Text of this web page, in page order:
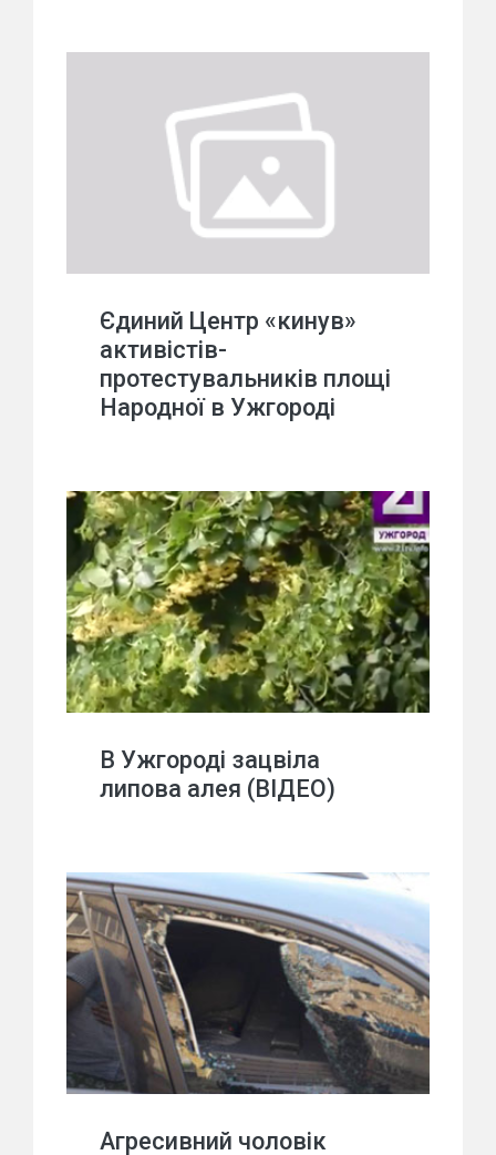
Єдиний Центр «кинув»
активістів-
протестувальників площі
Народної в Ужгороді
В Ужгороді зацвіла
липова алея (ВІДЕО)
Агресивний чоловік